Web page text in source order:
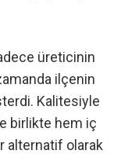
üreticinin
ilçenin
Kalitesiyle
birlikte hem iç
alternatif olarak